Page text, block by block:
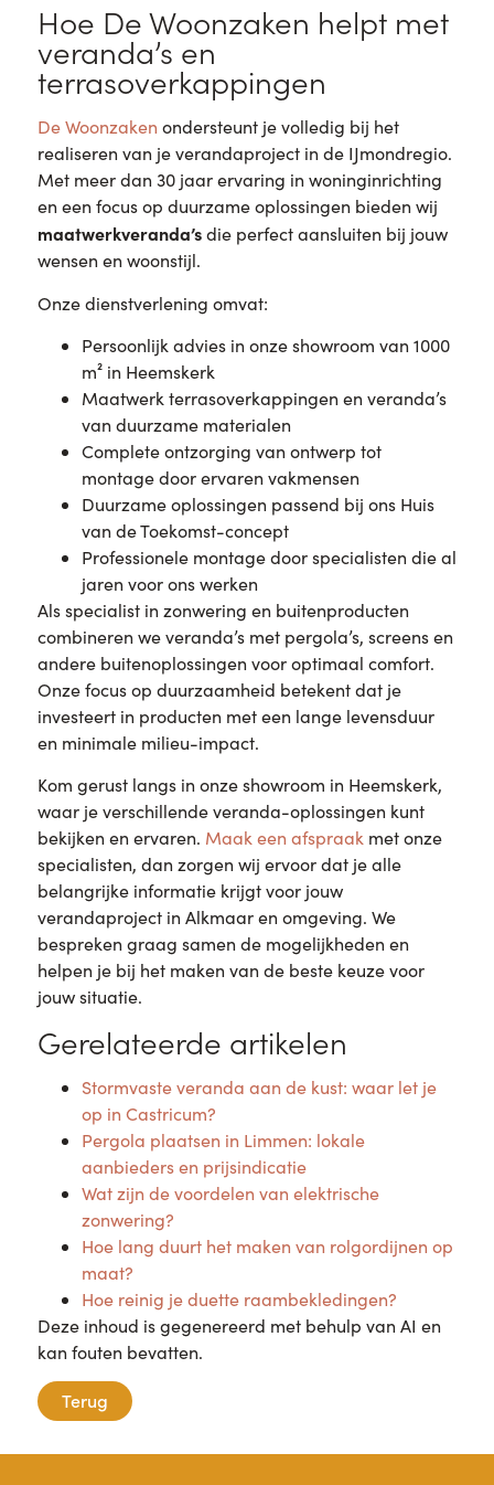
Hoe De Woonzaken helpt met
veranda’s en
terrasoverkappingen
De Woonzaken ondersteunt je volledig bij het
realiseren van je verandaproject in de IJmondregio.
Met meer dan 30 jaar ervaring in woninginrichting
en een focus op duurzame oplossingen bieden wij
maatwerkveranda’sdie perfect aansluiten bij jouw
wensen en woonstijl.
Onze dienstverlening omvat:
Persoonlijk advies in onze showroom van 1000
m² in Heemskerk
Maatwerk terrasoverkappingen en veranda’s
van duurzame materialen
Complete ontzorging van ontwerp tot
montage door ervaren vakmensen
Duurzame oplossingen passend bij ons Huis
van de Toekomst-concept
Professionele montage door specialisten die al
jaren voor ons werken
Als specialist in zonwering en buitenproducten
combineren we veranda’s met pergola’s, screens en
andere buitenoplossingen voor optimaal comfort.
Onze focus op duurzaamheid betekent dat je
investeert in producten met een lange levensduur
en minimale milieu-impact.
Kom gerust langs in onze showroom in Heemskerk,
waar je verschillende veranda-oplossingen kunt
bekijken en ervaren. Maak een afspraakmet onze
specialisten, dan zorgen wij ervoor dat je alle
belangrijke informatie krijgt voor jouw
verandaproject in Alkmaar en omgeving. We
bespreken graag samen de mogelijkheden en
helpen je bij het maken van de beste keuze voor
jouw situatie.
Gerelateerde artikelen
Stormvaste veranda aan de kust: waar let je
op in Castricum?
Pergola plaatsen in Limmen: lokale
aanbieders en prijsindicatie
Wat zijn de voordelen van elektrische
zonwering?
Hoe lang duurt het maken van rolgordijnen op
maat?
Hoe reinig je duette raambekledingen?
Deze inhoud is gegenereerd met behulp van AI en
kan fouten bevatten.
Terug